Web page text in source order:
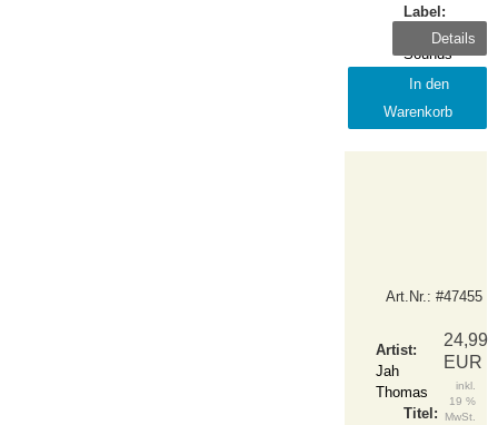
Label:
Burning
Sounds
Release:
February
Details
In den
Warenkorb
Art.Nr.: #47455
Artist:
Jah
Thomas
Titel:
24,99
EUR
inkl.
19 %
MwSt.